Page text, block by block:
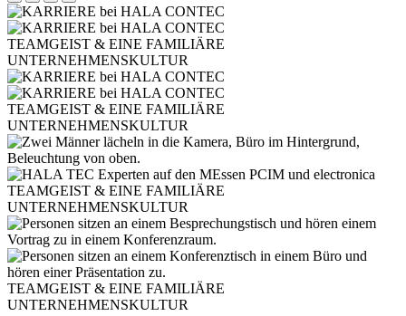
TEAMGEIST & EINE FAMILIÄRE
UNTERNEHMENSKULTUR
TEAMGEIST & EINE FAMILIÄRE
UNTERNEHMENSKULTUR
TEAMGEIST & EINE FAMILIÄRE
UNTERNEHMENSKULTUR
TEAMGEIST & EINE FAMILIÄRE
UNTERNEHMENSKULTUR